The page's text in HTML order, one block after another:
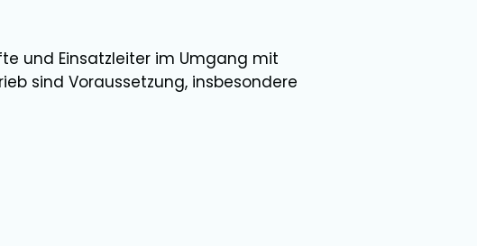
und Einsatzleiter im Umgang mit
sind Voraussetzung, insbesondere